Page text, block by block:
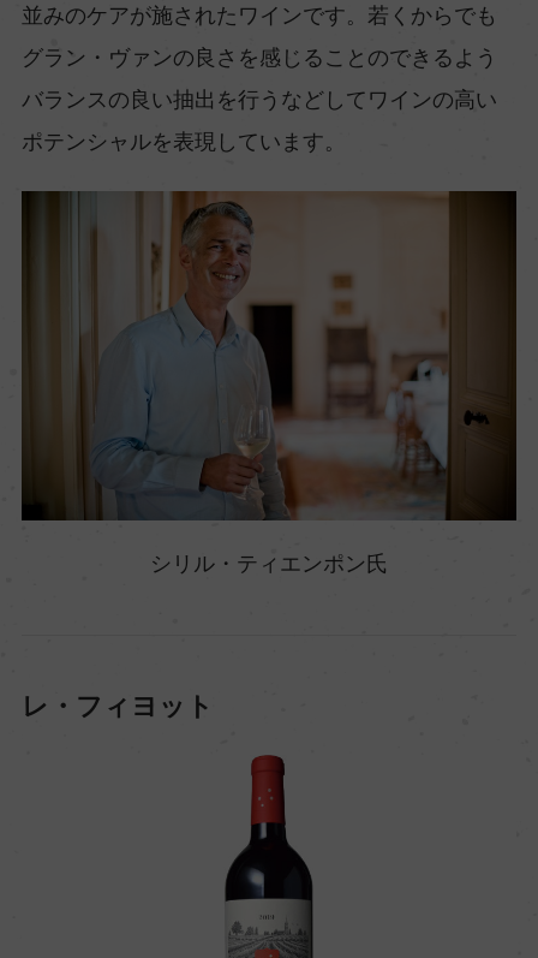
並みのケアが施されたワインです。若くからでも
グラン・ヴァンの良さを感じることのできるよう
バランスの良い抽出を行うなどしてワインの高い
ポテンシャルを表現しています。
シリル・ティエンポン氏
レ・フィヨット